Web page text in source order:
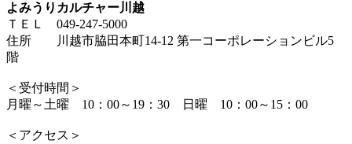
よみうりカルチャー川越
ＴＥＬ 049-247-5000
住所 川越市脇田本町14-12 第一コーポレーションビル5
階
＜受付時間＞
月曜～土曜 10：00～19：30 日曜 10：00～15：00
＜アクセス＞